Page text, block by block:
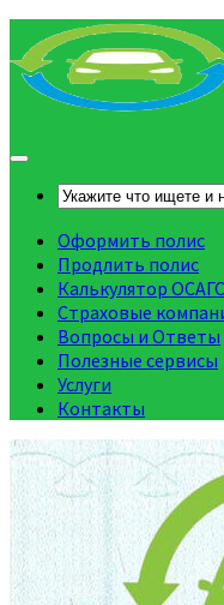
Оформить полис
Продлить полис
Калькулятор
Страховые
Вопросы и Ответы
Полезные сервисы
Услуги
Контакты